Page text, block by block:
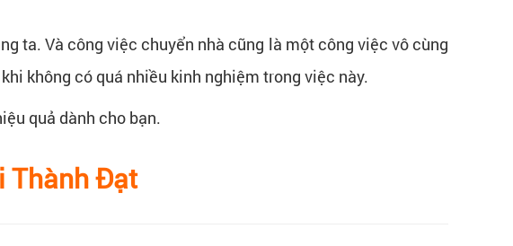
ta. Và công việc chuyển nhà cũng là một công việc vô cùng
không có quá nhiều kinh nghiệm trong việc này.
quả dành cho bạn.
Thành Đạt